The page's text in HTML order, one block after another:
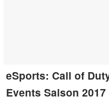
eSports: Call of
Events Saison